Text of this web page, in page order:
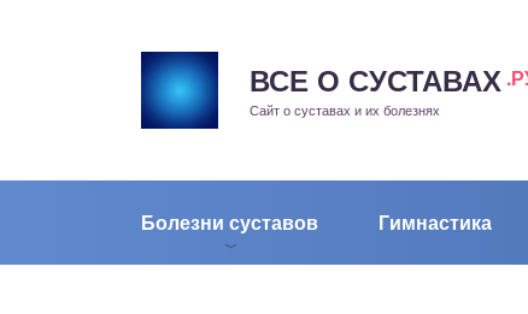
ВСЕ О СУСТАВАХ
Сайт о суставах и их болезнях
Болезни суставов Гимнастика